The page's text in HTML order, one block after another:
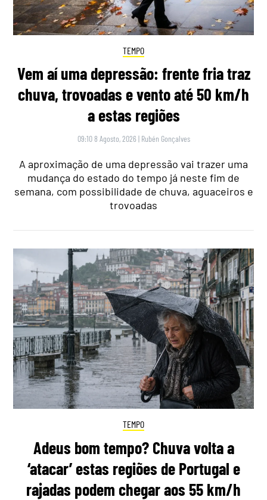
TEMPO
Vem aí uma depressão: frente fria traz
chuva, trovoadas e vento até 50 km/h
a estas regiões
09:10 8 Agosto, 2026 | Rubén Gonçalves
A aproximação de uma depressão vai trazer uma
mudança do estado do tempo já neste fim de
semana, com possibilidade de chuva, aguaceiros e
trovoadas
TEMPO
Adeus bom tempo? Chuva volta a
‘atacar’ estas regiões de Portugal e
rajadas podem chegar aos 55 km/h